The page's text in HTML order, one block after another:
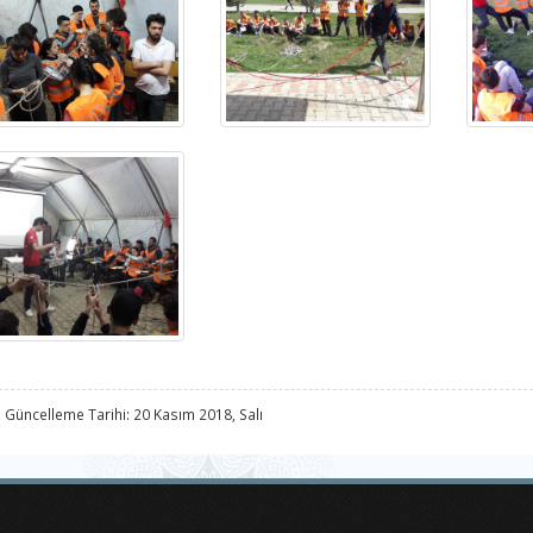
Güncelleme Tarihi: 20 Kasım 2018, Salı